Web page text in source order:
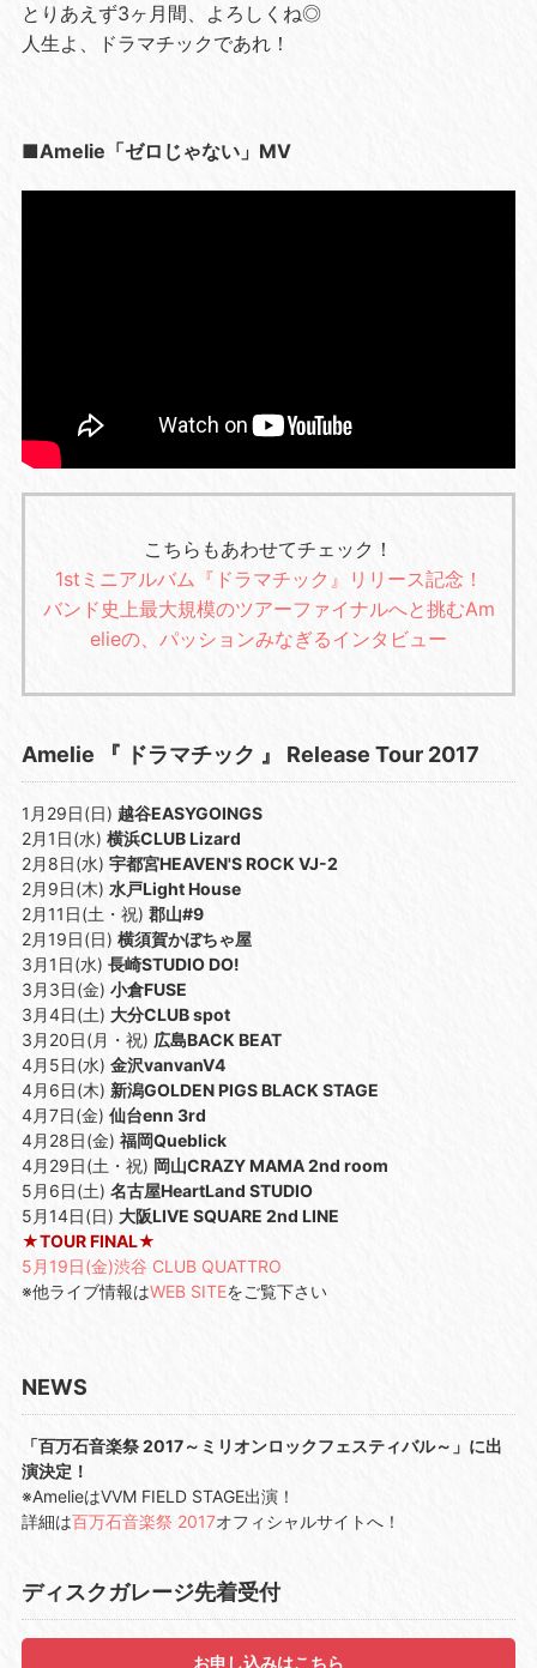
とりあえず3ヶ月間、よろしくね◎
人生よ、ドラマチックであれ！
■Amelie「ゼロじゃない」MV
こちらもあわせてチェック！
1stミニアルバム『ドラマチック』リリース記念！
バンド史上最大規模のツアーファイナルへと挑むAm
elieの、パッションみなぎるインタビュー
Amelie 『 ドラマチック 』 Release Tour 2017
1月29日(日) 越谷EASYGOINGS
2月1日(水) 横浜CLUB Lizard
2月8日(水) 宇都宮HEAVEN'S ROCK VJ-2
2月9日(木) 水戸Light House
2月11日(土・祝) 郡山#9
2月19日(日) 横須賀かぼちゃ屋
3月1日(水) 長崎STUDIO DO!
3月3日(金) 小倉FUSE
3月4日(土) 大分CLUB spot
3月20日(月・祝) 広島BACK BEAT
4月5日(水) 金沢vanvanV4
4月6日(木) 新潟GOLDEN PIGS BLACK STAGE
4月7日(金) 仙台enn 3rd
4月28日(金) 福岡Queblick
4月29日(土・祝) 岡山CRAZY MAMA 2nd room
5月6日(土) 名古屋HeartLand STUDIO
5月14日(日) 大阪LIVE SQUARE 2nd LINE
★TOUR FINAL★
5月19日(金)渋谷 CLUB QUATTRO
※他ライブ情報はWEB SITEをご覧下さい
NEWS
「百万石音楽祭 2017～ミリオンロックフェスティバル～」に出
演決定！
※AmelieはVVM FIELD STAGE出演！
詳細は百万石音楽祭 2017オフィシャルサイトへ！
ディスクガレージ先着受付
お申し込みはこちら